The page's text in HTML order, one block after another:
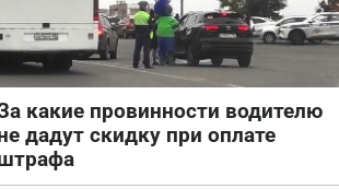
какие провинности водителю
дадут скидку при оплате